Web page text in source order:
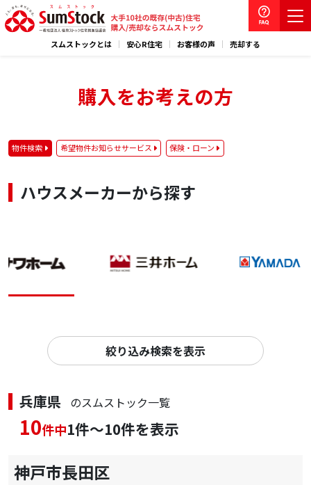
スムストックとは 安心R住宅 お客様の声 売却する
購入をお考えの方
物件検索 希望物件お知らせサービス 保険・ローン
ハウスメーカーから探す
絞り込み検索を表示
兵庫県 のスムストック一覧
10件中1件～10件を表示
神戸市長田区